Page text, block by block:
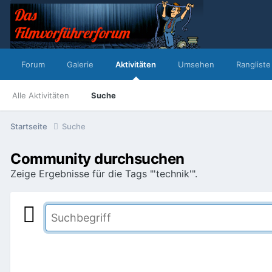
Forum Galerie Aktivitäten
Alle Aktivitäten Suche
Umsehen Rangliste
Startseite Suche
Community durchsuchen
Zeige Ergebnisse für die Tags "'technik'".